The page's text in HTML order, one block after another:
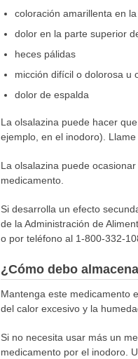
coloración amarillenta en
dolor en la parte superior
heces pálidas
micción difícil o dolorosa u
dolor de espalda
La olsalazina puede hacer
ejemplo, en el inodoro).
La olsalazina puede
medicamento.
Si desarrolla un efecto
de la Administración de
o por teléfono al 1-800-332-
¿Cómo debo
Mantenga este medicamento
del calor excesivo y la
Si no necesita usar más un
medicamento por el inodoro.